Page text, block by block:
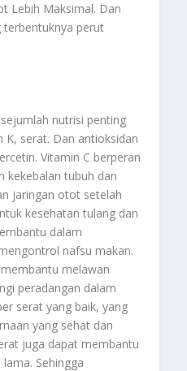
Lebih Maksimal. Dan
terbentuknya perut
nutrisi penting
serat. Dan antioksidan
Vitamin C berperan
kekebalan tubuh dan
jaringan otot setelah
kesehatan tulang dan
dalam
nafsu makan.
melawan
peradangan dalam
serat yang baik, yang
yang sehat dan
juga dapat membantu
Sehingga